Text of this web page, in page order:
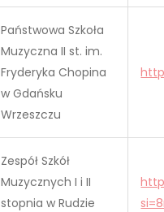
Państwowa Szkoła
Muzyczna II st. im.
Fryderyka Chopina
w Gdańsku
Wrzeszczu
Zespół Szkół
Muzycznych I i II
stopnia w Rudzie